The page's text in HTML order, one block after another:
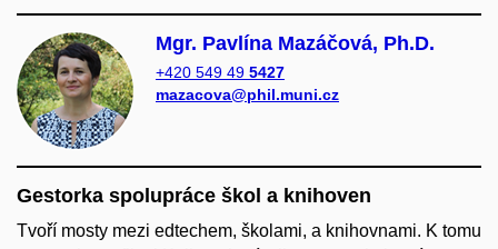
Mgr. Pavlína Mazáčová, Ph.D.
+420 549 49 5427
mazacova@phil.muni.cz
Gestorka spolupráce škol a knihoven
Tvoří mosty mezi edtechem, školami, a knihovnami. K tomu